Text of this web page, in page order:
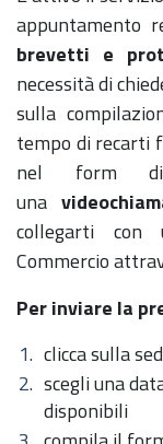
appuntamento
brevetti e
necessità di
sulla
tempo di recarti
nel form di
una
collegarti con
Commercio
Per inviare la
clicca sulla
scegli una
disponibili